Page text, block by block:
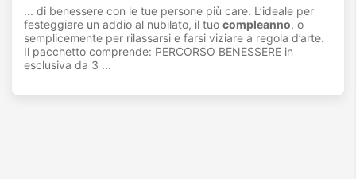
... di benessere con le tue persone più care. L’ideale per
festeggiare un addio al nubilato, il tuo compleanno, o
semplicemente per rilassarsi e farsi viziare a regola d’arte.
Il pacchetto comprende: PERCORSO BENESSERE in
esclusiva da 3 ...